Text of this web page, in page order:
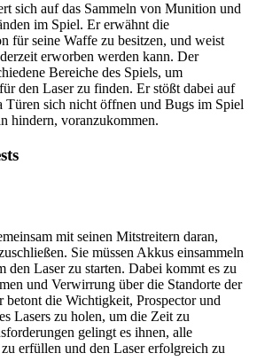
sich auf das Sammeln von Munition und
im Spiel. Er erwähnt die
für seine Waffe zu besitzen, und weist
erworben werden kann. Der
Bereiche des Spiels, um
den Laser zu finden. Er stößt dabei auf
Türen sich nicht öffnen und Bugs im Spiel
hindern, voranzukommen.
mit seinen Mitstreitern daran,
Sie müssen Akkus einsammeln
den Laser zu starten. Dabei kommt es zu
und Verwirrung über die Standorte der
betont die Wichtigkeit, Prospector und
Lasers zu holen, um die Zeit zu
gelingt es ihnen, alle
erfüllen und den Laser erfolgreich zu